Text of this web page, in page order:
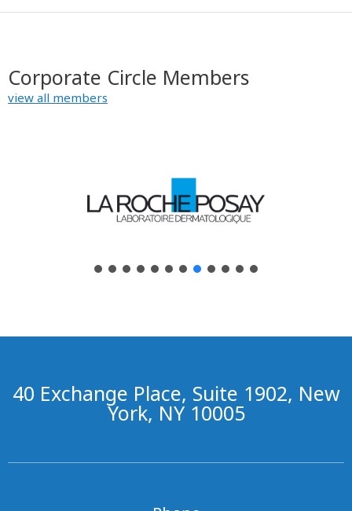
Corporate Circle Members
view all members
40 Exchange Place, Suite 1902, New
York, NY 10005